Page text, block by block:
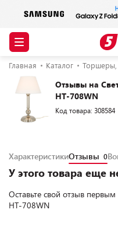
Главная Каталог
Отзывы на
HT-708WN
Код товара: 308584
ХарактеристикиОтзывы 0
У этого товара еще
Оставьте свой отзыв первым
HT-708WN